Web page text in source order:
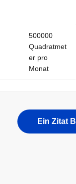
500000
Quadratmet
er pro
Monat
Ein Zitat